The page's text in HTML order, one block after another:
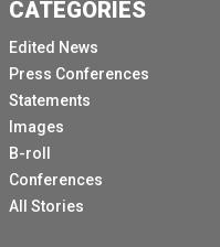
CATEGORIES
Edited News
Press Conferences
Statements
Images
B-roll
Conferences
All Stories